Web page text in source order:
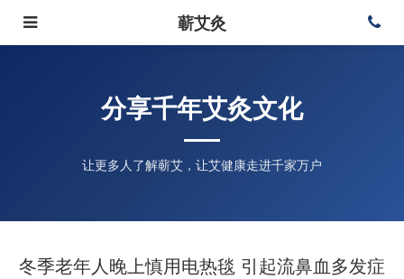
蕲艾灸
分享千年艾灸文化
让更多人了解蕲艾，让艾健康走进千家万户
冬季老年人晚上慎用电热毯 引起流鼻血多发症